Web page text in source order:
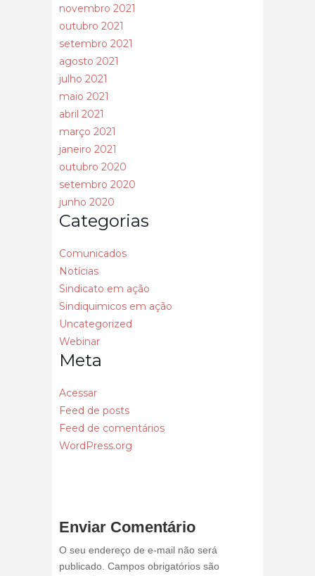
novembro 2021
outubro 2021
setembro 2021
agosto 2021
julho 2021
maio 2021
abril 2021
março 2021
janeiro 2021
outubro 2020
setembro 2020
junho 2020
Categorias
Comunicados
Notícias
Sindicato em ação
Sindiquimicos em ação
Uncategorized
Webinar
Meta
Acessar
Feed de posts
Feed de comentários
WordPress.org
Enviar Comentário
O seu endereço de e-mail não será
publicado. Campos obrigatórios são